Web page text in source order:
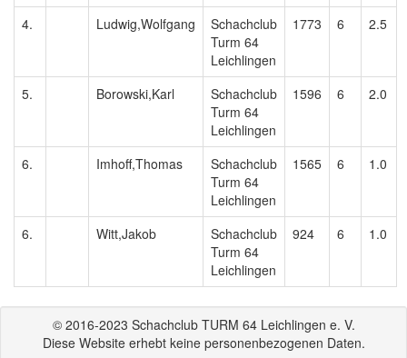
4. Ludwig,Wolfgang
Schachclub
Turm 64
Leichlingen
1773 6 2.5
5. Borowski,Karl
Schachclub
Turm 64
Leichlingen
1596 6 2.0
6. Imhoff,Thomas
Schachclub
Turm 64
Leichlingen
1565 6 1.0
6. Witt,Jakob
Schachclub
Turm 64
Leichlingen
924 6 1.0
© 2016-2023 Schachclub TURM 64 Leichlingen e. V.
Diese Website erhebt keine personenbezogenen Daten.